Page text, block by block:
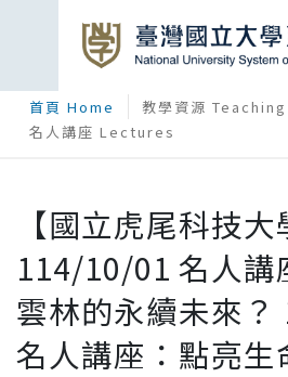
首頁 Home
教學資源 Teaching
名人講座 Lectures
【國立虎尾科技大
114/10/01 名人講
雲林的永續未來
名人講座：點亮生